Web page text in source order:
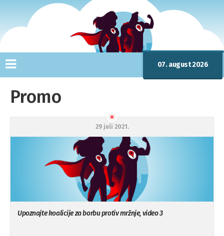
07. august 2026
Promo
29 juli 2021.
Upoznajte koalicije za borbu protiv mržnje, video 3